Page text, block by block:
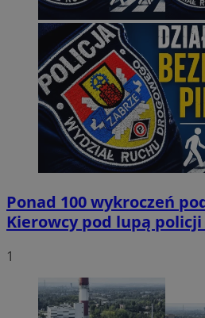
Ponad 100 wykroczeń
Kierowcy pod lupą
1